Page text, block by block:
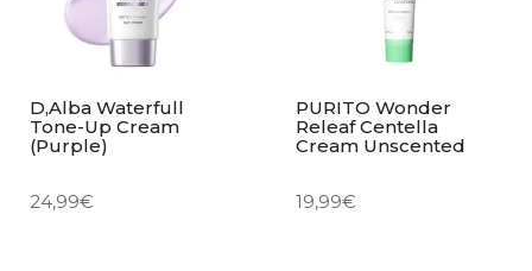
D,Alba Waterfull
Tone-Up Cream
(Purple)
24,99€
PURITO Wonder
Releaf Centella
Cream Unscented
19,99€